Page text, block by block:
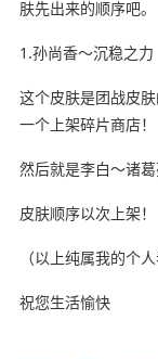
肤先出来的顺序吧。
1.孙尚香～沉稳之力
这个皮肤是团战皮
一个上架碎片商店！
然后就是李白～诸
皮肤顺序以次上架！
（以上纯属我的个人
祝您生活愉快